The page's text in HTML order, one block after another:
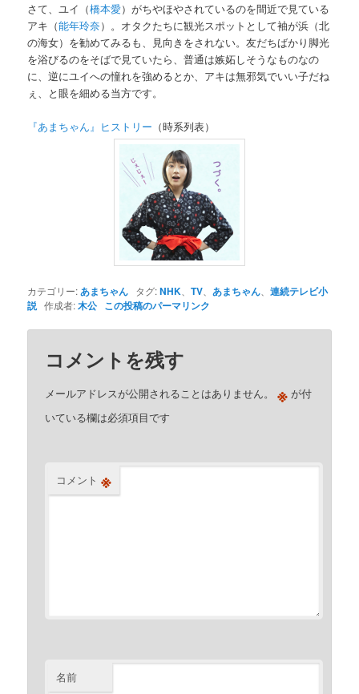
さて、ユイ（橋本愛）がちやほやされているのを間近で見ている
アキ（能年玲奈）。オタクたちに観光スポットとして袖が浜（北
の海女）を勧めてみるも、見向きをされない。友だちばかり脚光
を浴びるのをそばで見ていたら、普通は嫉妬しそうなものなの
に、逆にユイへの憧れを強めるとか、アキは無邪気でいい子だね
ぇ、と眼を細める当方です。
『あまちゃん』ヒストリー （時系列表）
カテゴリー: あまちゃん タグ:NHK 、TV あまちゃん 、連続テレビ小
説 作成者:木公 この投稿のパーマリンク
コメントを残す
メールアドレスが公開されることはありません。 ※ が付
いている欄は必須項目です
コメント ※
名前